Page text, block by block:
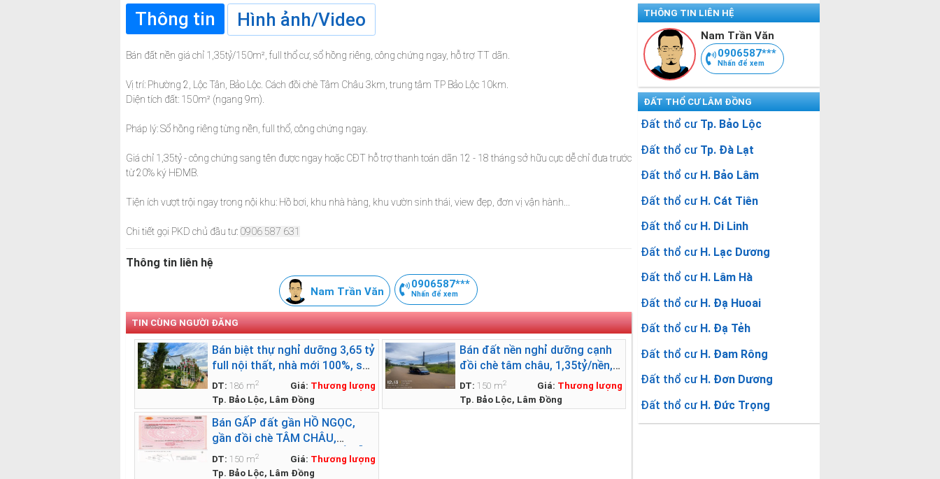
Thông tin Hình ảnh/Video
Bán đất nền giá chỉ 1,35tỷ/150m², full thổ cư, sổ hồng riêng, công chứng ngay, hỗ trợ TT dãn.
Vị trí: Phường 2, Lộc Tân, Bảo Lộc. Cách đồi chè Tâm Châu 3km, trung tâm TP Bảo Lộc 10km.
Diện tích đất: 150m² (ngang 9m).
Pháp lý: Sổ hồng riêng từng nền, full thổ, công chứng ngay.
Giá chỉ 1,35tỷ - công chứng sang tên được ngay hoặc CĐT hỗ trợ thanh toán dãn 12 - 18 tháng sở hữu cực dễ chỉ đưa trước
từ 20% ký HĐMB.
Tiện ích vượt trội ngay trong nội khu: Hồ bơi, khu nhà hàng, khu vườn sinh thái, view đẹp, đơn vị vận hành...
Chi tiết gọi PKD chủ đầu tư: 0906 587 631
Thông tin liên hệ
Nam Trần Văn
0906587***
Nhấn để xem
TIN CÙNG NGƯỜI ĐĂNG
Bán biệt thự nghỉ dưỡng 3,65 tỷ
full nội thất, nhà mới 100%, sổ
sẵn, thuê lại 12tr/tháng
DT: 186 m2 Giá: Thương lượng
Tp. Bảo Lộc, Lâm Đồng
Bán đất nền nghỉ dưỡng cạnh
đồi chè tâm châu, 1,35tỷ/nền,
full thổ, xây nhà được ngay
DT: 150 m2 Giá: Thương lượng
Tp. Bảo Lộc, Lâm Đồng
Bán GẤP đất gần HỒ NGỌC,
gần đồi chè TÂM CHÂU,
1,35tỷ/150m2, full thổ, SỔ SẴN,
mặt tiền nhựa oto 9m
DT: 150 m2 Giá: Thương lượng
Tp. Bảo Lộc, Lâm Đồng
THÔNG TIN LIÊN HỆ
Nam Trần Văn
0906587***
Nhấn để xem
ĐẤT THỔ CƯ LÂM ĐỒNG
Đất thổ cư Tp. Bảo Lộc
Đất thổ cư Tp. Đà Lạt
Đất thổ cư H. Bảo Lâm
Đất thổ cư H. Cát Tiên
Đất thổ cư H. Di Linh
Đất thổ cư H. Lạc Dương
Đất thổ cư H. Lâm Hà
Đất thổ cư H. Đạ Huoai
Đất thổ cư H. Đạ Tẻh
Đất thổ cư H. Đam Rông
Đất thổ cư H. Đơn Dương
Đất thổ cư H. Đức Trọng